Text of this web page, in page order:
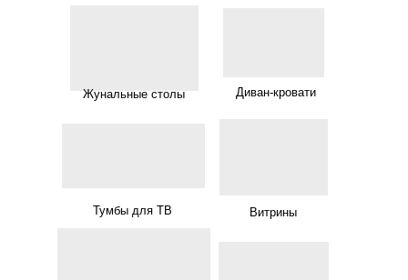
Витрины
Диван-кровати
Тумбы для ТВ
Жунальные столы